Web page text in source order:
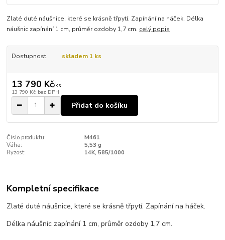
Zlaté duté náušnice, které se krásně třpytí. Zapínání na háček. Délka
náušnic zapínání 1 cm, průměr ozdoby 1,7 cm. celý popis
Dostupnost skladem 1 ks
13 790 Kč/ks
13 790 Kč bez DPH
Přidat do košíku
Číslo produktu:
M461
Váha:
5,53 g
Ryzost:
14K, 585/1000
Kompletní specifikace
Zlaté duté náušnice, které se krásně třpytí. Zapínání na háček.
Délka náušnic zapínání 1 cm, průměr ozdoby 1,7 cm.